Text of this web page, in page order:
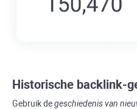
Historische backlink-
Gebruik degeschiedenis van